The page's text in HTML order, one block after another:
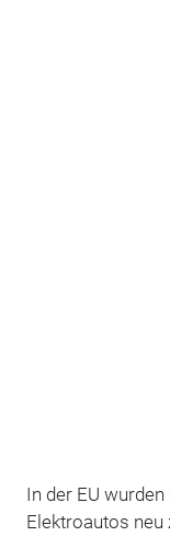
In der EU
Elektroautos